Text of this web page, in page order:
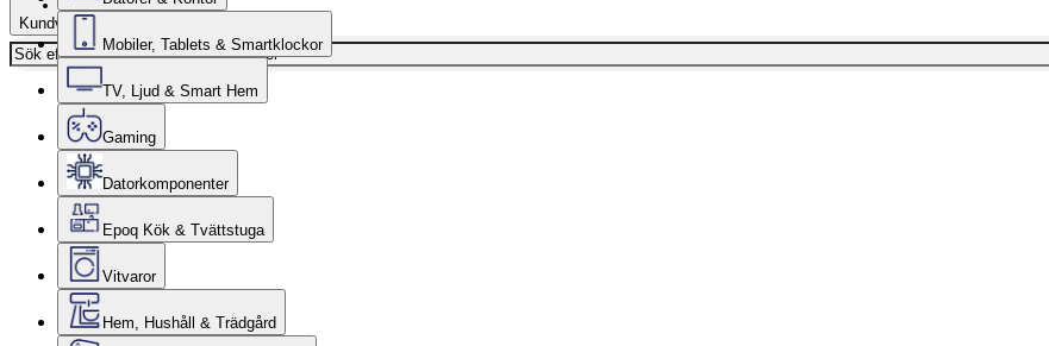
Kundvagn
Mobiler, Tablets & Smartklockor
TV, Ljud & Smart Hem
Gaming
Datorkomponenter
Epoq Kök & Tvättstuga
Vitvaror
Hem, Hushåll & Trädgård